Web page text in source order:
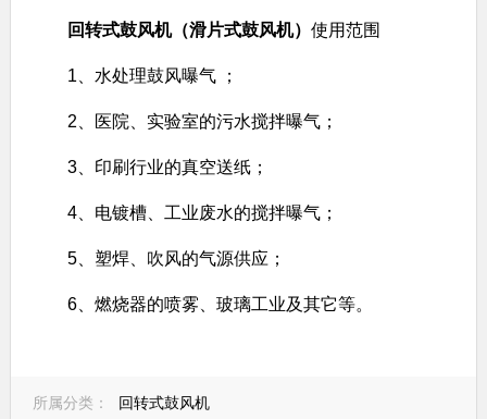
回转式鼓风机（滑片式鼓风机） 使用范围
1、水处理鼓风曝气 ；
2、医院、实验室的污水搅拌曝气；
3、印刷行业的真空送纸；
4、电镀槽、工业废水的搅拌曝气；
5、塑焊、吹风的气源供应；
6、燃烧器的喷雾、玻璃工业及其它等。
所属分类： 回转式鼓风机